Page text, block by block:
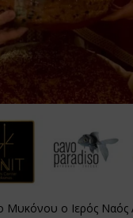
Μυκόνου ο Ιερός Ναός